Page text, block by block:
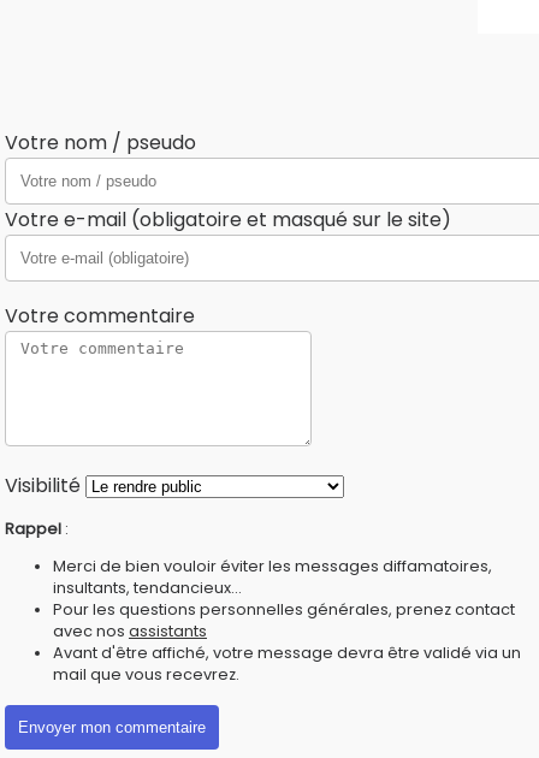
Votre nom / pseudo
Votre e-mail (obligatoire et masqué sur le site)
Votre commentaire
Visibilité
Rappel :
Merci de bien vouloir éviter les messages diffamatoires,
insultants, tendancieux...
Pour les questions personnelles générales, prenez contact
avec nos assistants
Avant d'être affiché, votre message devra être validé via un
mail que vous recevrez.